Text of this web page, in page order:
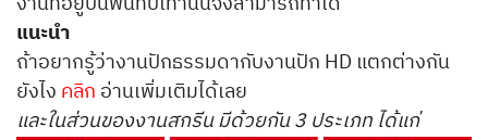
แนะนำ
ถ้าอยากรู้ว่างานปักธรรมดากับงานปัก HD แตกต่างกัน
ยังไง คลิก อ่านเพิ่มเติมได้เลย
และในส่วนของงานสกรีน มีด้วยกัน 3 ประเภท ได้แก่